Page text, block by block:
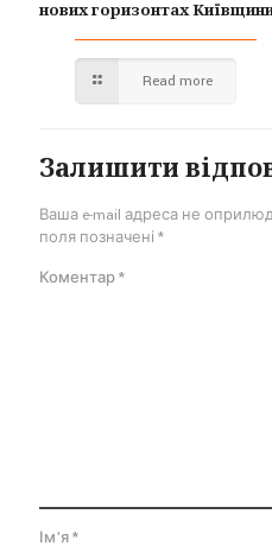
нових горизонтах
Read more
Залишити
Ваша e-mail адреса не
поля позначені *
Коментар*
Ім'я*